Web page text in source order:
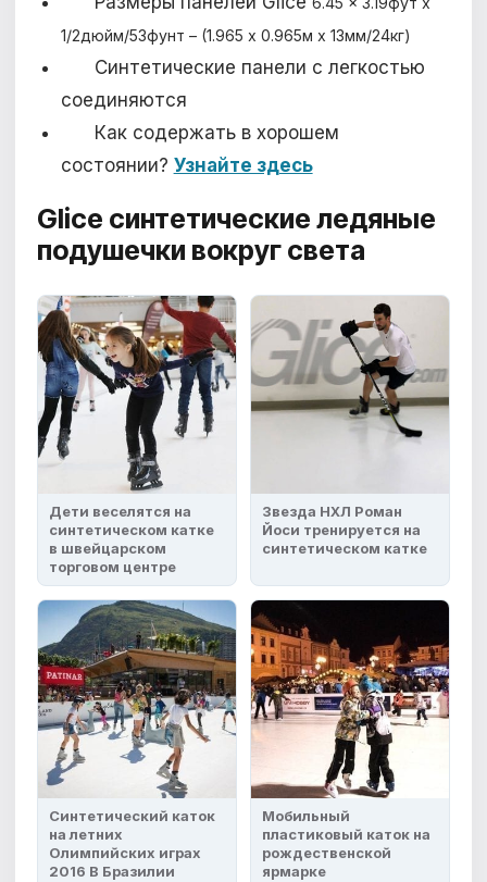
1/2дюйм/53фунт – (1.965 x 0.965м x 13мм/24кг)
Синтетические панели с легкостью
соединяются
Как содержать в хорошем
состоянии? Узнайте здесь
Glice синтетические ледяные
подушечки вокруг света
Дети веселятся на
синтетическом катке
в швейцарском
торговом центре
Звезда НХЛ Роман
Йоси тренируется на
синтетическом катке
Синтетический каток
на летних
Олимпийских играх
2016 В Бразилии
Мобильный
пластиковый каток на
рождественской
ярмарке